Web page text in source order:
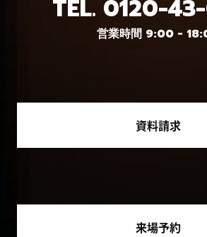
TEL. 0120-
営業時間 9:00 -
資料請求
来場予約